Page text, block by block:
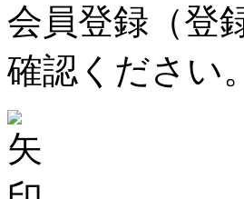
会員登録（登
確認ください。